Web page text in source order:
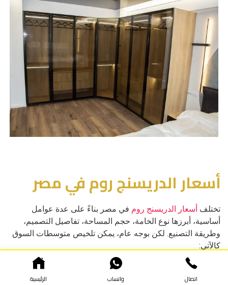
أسعار الدريسنج روم في مصر
تختلف أسعار الدريسنج روم في مصر بناءً على عدة عوامل
أساسية، أبرزها نوع الخامة، حجم المساحة، تفاصيل التصميم،
وطريقة التصنيع. لكن بوجه عام، يمكن تلخيص متوسطات السوق
كالآتي:
متوسط سعر متر الدريسنج روم في مصر يبدأ من 6,000
جنيه وحتى 15,000 جنيه
اتصال واتساب الرئيسية